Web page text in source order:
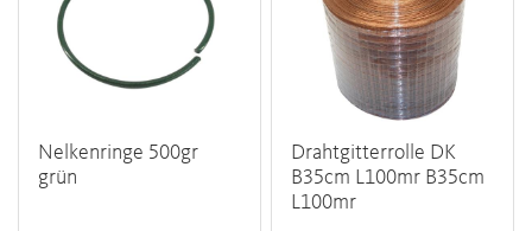
Nelkenringe 500gr
grün
Drahtgitterrolle DK
B35cm L100mr B35cm
L100mr